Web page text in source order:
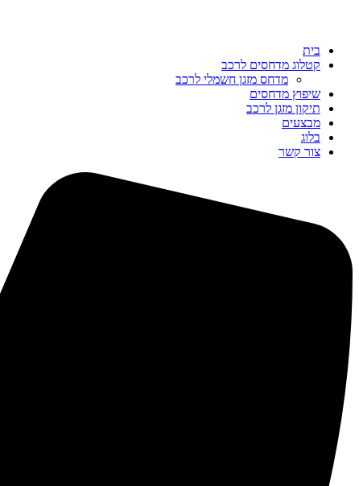
בית
קטלוג מדחסים לרכב
מדחס מזגן חשמלי לרכב
שיפוץ מדחסים
תיקון מזגן לרכב
מבצעים
בלוג
צור קשר